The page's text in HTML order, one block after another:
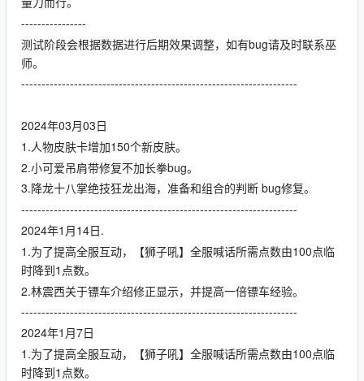
----------------
测试阶段会根据数据进行后期效果调整，如有bug请及时联系巫
师。
--------------------------------------------------------------------
2024年03月03日
1.人物皮肤卡增加150个新皮肤。
2.小可爱吊肩带修复不加长拳bug。
3.降龙十八掌绝技狂龙出海，准备和组合的判断 bug修复。
--------------------------------------------------------------------
2024年1月14日.
1.为了提高全服互动，【狮子吼】全服喊话所需点数由100点临
时降到1点数。
2.林震西关于镖车介绍修正显示，并提高一倍镖车经验。
--------------------------------------------------------------------
2024年1月7日
1.为了提高全服互动，【狮子吼】全服喊话所需点数由100点临
时降到1点数。